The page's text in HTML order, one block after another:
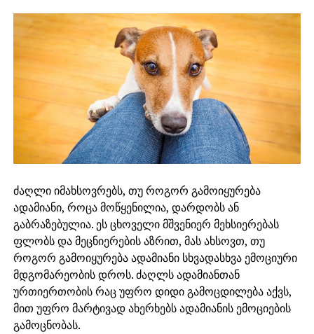
ძაღლი იმახსოვრებს, თუ როგორ გამოიყურება
ადამიანი, როცა მოწყენილია, დარდობს ან
გაბრაზებულია. ეს ცხოველი მშვენიერ მეხსიერებას
ფლობს და მეცნიერების აზრით, მას ახსოვთ, თუ
როგორ გამოიყურება ადამიანი სხვადასხვა ემოციური
მდგომარეობის დროს. ძაღლს ადამიანთან
ურთიერთობის რაც უფრო დიდი გამოცდილება აქვს,
მით უფრო მარტივად ახერხებს ადამიანის ემოციების
გამოცნობას.